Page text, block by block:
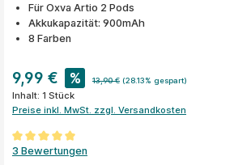
Für Oxva Artio 2 Pods
Akkukapazität: 900mAh
8 Farben
9,99 € % 13,90 € (28.13% gespart)
Inhalt: 1 Stück
Preise inkl. MwSt. zzgl. Versandkosten
Durchschnittliche Bewertung von 5 von 5
3 Bewertungen